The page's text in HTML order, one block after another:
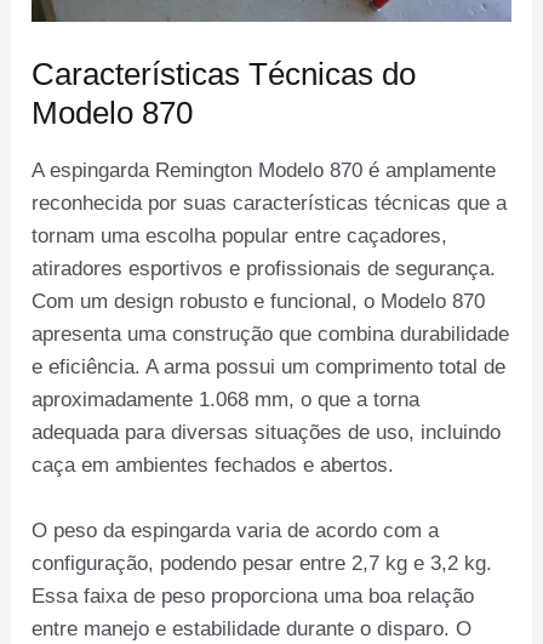
Características Técnicas do
Modelo 870
A espingarda Remington Modelo 870 é amplamente
reconhecida por suas características técnicas que a
tornam uma escolha popular entre caçadores,
atiradores esportivos e profissionais de segurança.
Com um design robusto e funcional, o Modelo 870
apresenta uma construção que combina durabilidade
e eficiência. A arma possui um comprimento total de
aproximadamente 1.068 mm, o que a torna
adequada para diversas situações de uso, incluindo
caça em ambientes fechados e abertos.
O peso da espingarda varia de acordo com a
configuração, podendo pesar entre 2,7 kg e 3,2 kg.
Essa faixa de peso proporciona uma boa relação
entre manejo e estabilidade durante o disparo. O